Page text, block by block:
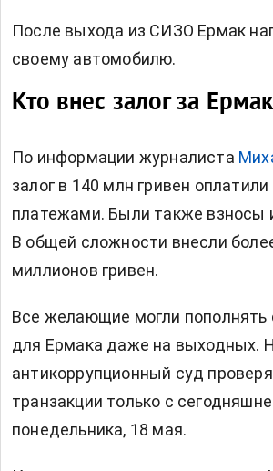
После выхода из СИЗО Ермак
своему автомобилю.
Кто внес залог за
По информации журналиста
залог в 140 млн гривен оплатили
платежами. Были также взносы
В общей сложности внесли
миллионов гривен.
Все желающие могли пополнять
для Ермака даже на выходных.
антикоррупционный суд
транзакции только с
понедельника, 18 мая.